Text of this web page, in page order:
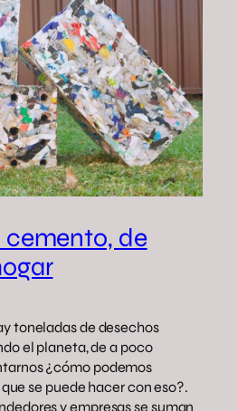
cemento, de
toneladas de desechos
el planeta, de a poco
¿cómo podemos
se puede hacer con eso?.
y empresas se suman